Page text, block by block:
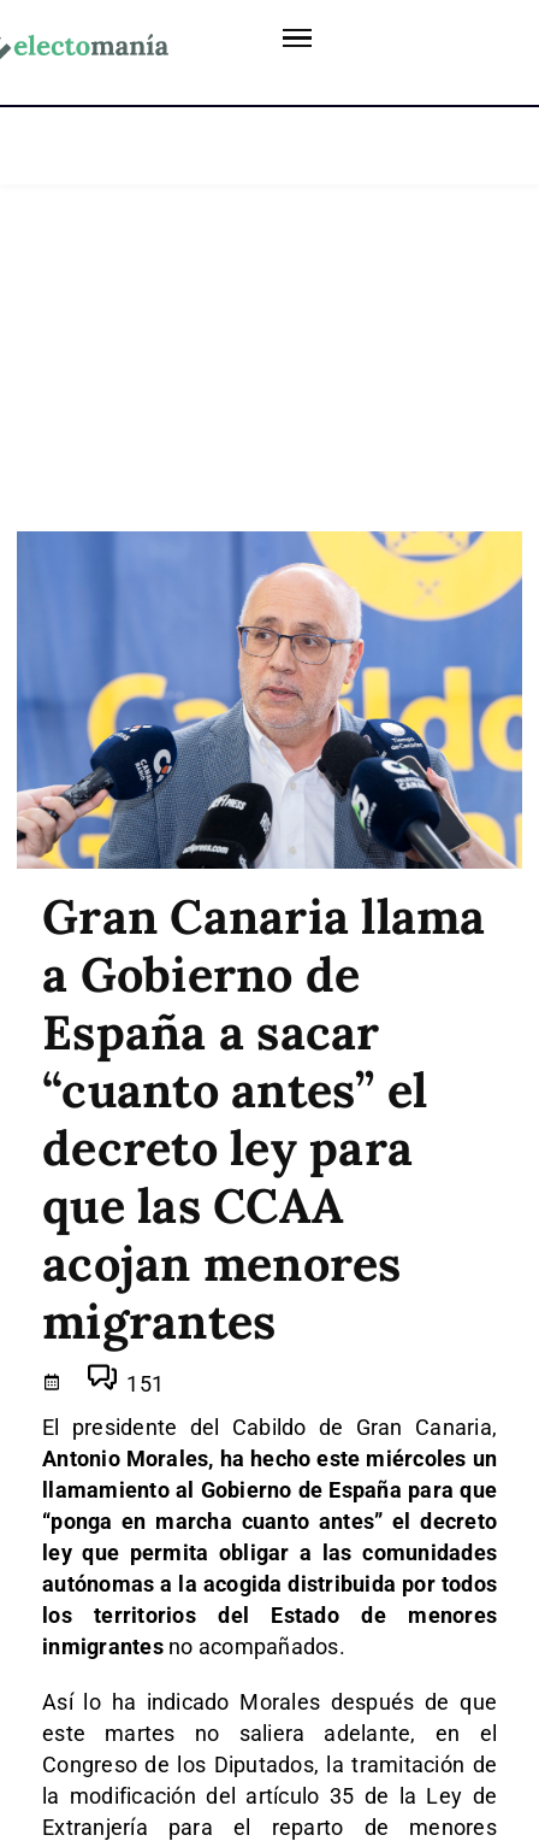
Gran Canaria llama
a Gobierno de
España a sacar
“cuanto antes” el
decreto ley para
que las CCAA
acojan menores
migrantes
151
El presidente del Cabildo de Gran Canaria,
Antonio Morales, ha hecho este miércoles un
llamamiento al Gobierno de España para que
“ponga en marcha cuanto antes” el decreto
ley que permita obligar a las comunidades
autónomas a la acogida distribuida por todos
los territorios del Estado de menores
inmigrantesno acompañados.
Así lo ha indicado Morales después de que
este martes no saliera adelante, en el
Congreso de los Diputados, la tramitación de
la modificación del artículo 35 de la Ley de
Extranjería para el reparto de menores